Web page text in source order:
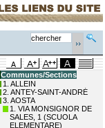
Communes/Sections
1. ALLEIN
2. ANTEY-SAINT-ANDRÉ
3. AOSTA
1. VIA MONSIGNOR DE
SALES, 1 (SCUOLA
ELEMENTARE)